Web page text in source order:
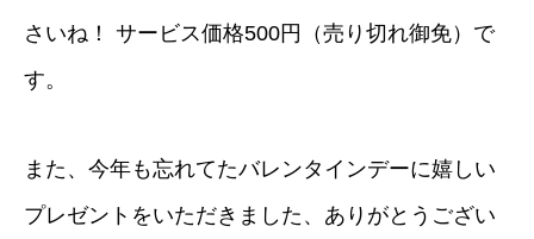
さいね！ サービス価格500円（売り切れ御免）で
す。
また、今年も忘れてたバレンタインデーに嬉しい
プレゼントをいただきました、ありがとうござい